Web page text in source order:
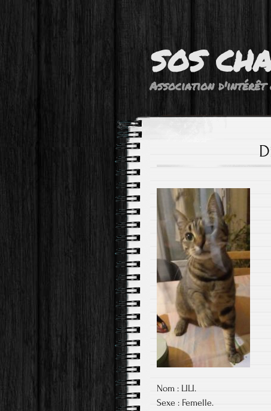
SOS
Association d'intérêt
Nom : LILI.
Sexe : Femelle.